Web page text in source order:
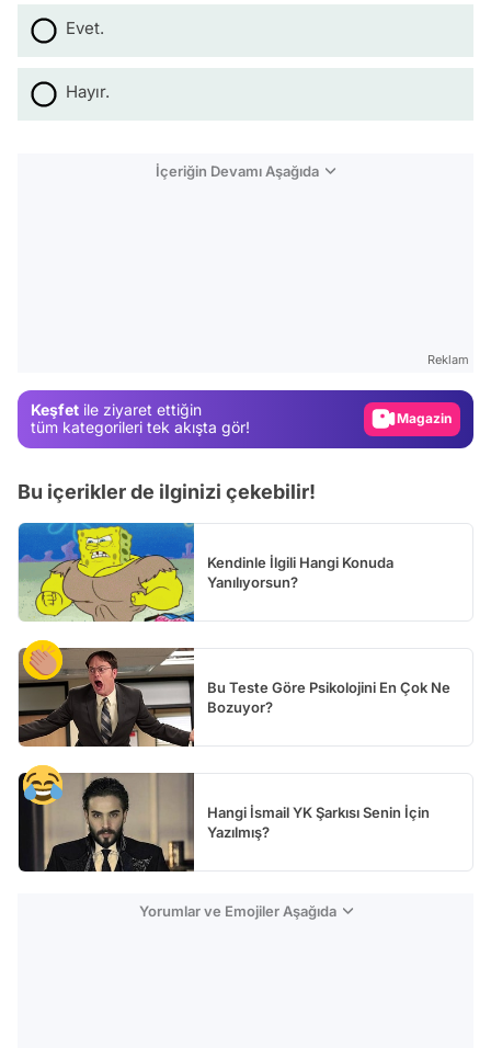
Evet.
Hayır.
İçeriğin Devamı Aşağıda
Reklam
Keşfet ile ziyaret ettiğin
tüm kategorileri tek akışta gör!
Video
Bu içerikler de ilginizi çekebilir!
Kendinle İlgili Hangi Konuda
Yanılıyorsun?
Bu Teste Göre Psikolojini En Çok Ne
Bozuyor?
Hangi İsmail YK Şarkısı Senin İçin
Yazılmış?
Yorumlar ve Emojiler Aşağıda